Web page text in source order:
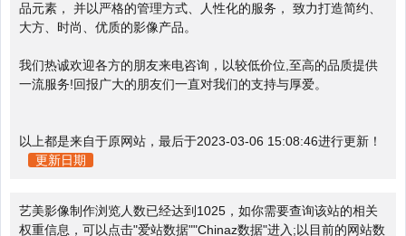
品元素， 并以严格的管理方式、人性化的服务， 致力打造简约、
大方、时尚、优质的影像产品。
我们热诚欢迎各方的朋友来电咨询，以较低价位,至高的品质提供
一流服务!回报广大的朋友们一直对我们的支持与厚爱。
以上都是来自于原网站，最后于2023-03-06 15:08:46进行更新！
更新日期
艺美影像制作浏览人数已经达到1025，如你需要查询该站的相关
权重信息，可以点击"爱站数据""Chinaz数据"进入;以目前的网站数